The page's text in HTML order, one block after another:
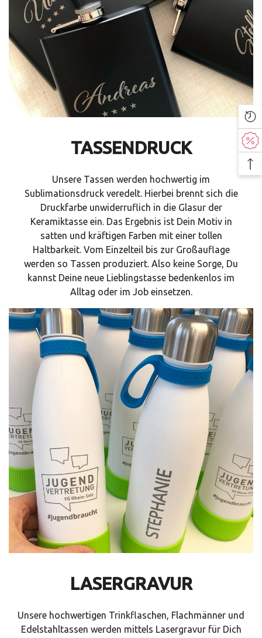
TASSENDRUCK
Unsere Tassen werden hochwertig im
Sublimationsdruck veredelt. Hierbei brennt sich die
Druckfarbe unwiderruflich in die Glasur der
Keramiktasse ein. Das Ergebnis ist Dein Motiv in
satten und kräftigen Farben mit einer tollen
Haltbarkeit. Vom Einzelteil bis zur Großauflage
werden so Tassen produziert. Also keine Sorge, Du
kannst Deine neue Lieblingstasse bedenkenlos im
Alltag oder im Job einsetzen.
LASERGRAVUR
Unsere hochwertigen Trinkflaschen, Flachmänner und
Edelstahltassen werden mittels Lasergravur für Dich